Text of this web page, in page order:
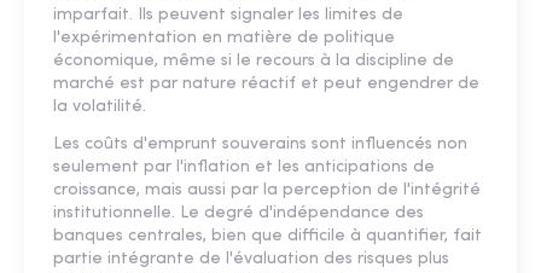
imparfait. Ils peuvent signaler les limites de
l'expérimentation en matière de politique
économique, même si le recours à la discipline de
marché est par nature réactif et peut engendrer de
la volatilité.
Les coûts d'emprunt souverains sont influencés non
seulement par l'inflation et les anticipations de
croissance, mais aussi par la perception de l'intégrité
institutionnelle. Le degré d'indépendance des
banques centrales, bien que difficile à quantifier, fait
partie intégrante de l'évaluation des risques plus